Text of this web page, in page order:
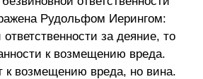
Рудольфом Иерингом:
за деяние, то
к возмещению вреда.
к возмещению вреда, но вина.